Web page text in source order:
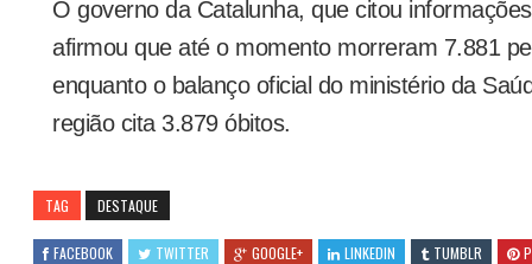
O governo da Catalunha, que citou
afirmou que até o momento morreram 7.881
enquanto o balanço oficial do ministério da
região cita 3.879 óbitos.
TAG DESTAQUE
FACEBOOK TWITTER GOOGLE+ LINKEDIN TUMBLR